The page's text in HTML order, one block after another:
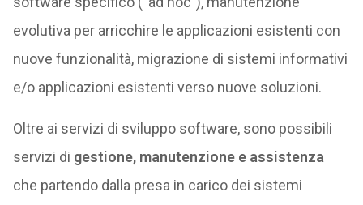
evolutiva per arricchire le applicazioni esistenti con
nuove funzionalità, migrazione di sistemi informativi
e/o applicazioni esistenti verso nuove soluzioni.
Oltre ai servizi di sviluppo software, sono possibili
servizi di gestione, manutenzione e assistenza
che partendo dalla presa in carico dei sistemi